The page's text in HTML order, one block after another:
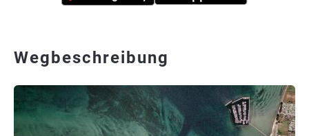
Wegbeschreibung